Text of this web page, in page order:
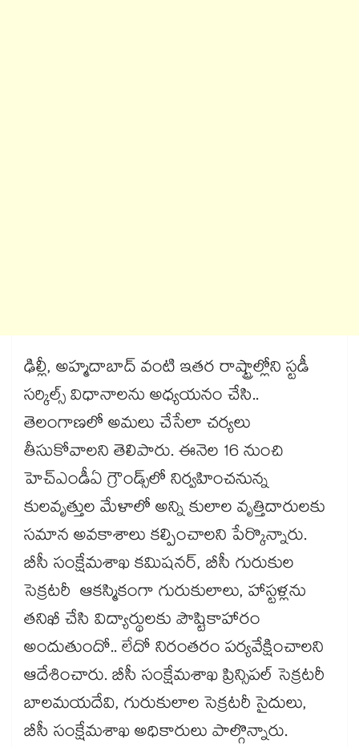
ఢిల్లీ, అహ్మదాబాద్ వంటి ఇతర రాష్ట్రాల్లోని స్టడీ
సర్కిల్స్ విధానాలను అధ్యయనం చేసి..
తెలంగాణలో అమలు చేసేలా చర్యలు
తీసుకోవాలని తెలిపారు. ఈనెల 16 నుంచి
హెచ్‌‌‌‌‌‌‌‌‌‌‌‌‌‌‌‌ఎండీఏ గ్రౌండ్స్‌‌‌‌‌‌‌‌‌‌‌‌‌‌‌‌లో నిర్వహించనున్న
కులవృత్తుల మేళాలో అన్ని కులాల వృత్తిదారులకు
సమాన అవకాశాలు కల్పించాలని పేర్కొన్నారు.
బీసీ సంక్షేమశాఖ కమిషనర్, బీసీ గురుకుల
సెక్రటరీ ఆకస్మికంగా గురుకులాలు, హాస్టళ్లను
తనిఖీ చేసి విద్యార్థులకు పౌష్టికాహారం
అందుతుందో.. లేదో నిరంతరం పర్యవేక్షించాలని
ఆదేశించారు. బీసీ సంక్షేమశాఖ ప్రిన్సిపల్ సెక్రటరీ
బాలమయదేవి, గురుకులాల సెక్రటరీ సైదులు,
బీసీ సంక్షేమశాఖ అధికారులు పాల్గొన్నారు.